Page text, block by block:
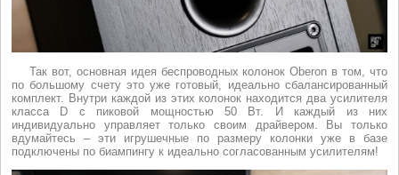
Так вот, основная идея беспроводных колонок Oberon в том, что
по большому счету это уже готовый, идеально сбалансированный
комплект. Внутри каждой из этих колонок находится два усилителя
класса D с пиковой мощностью 50 Вт. И каждый из них
индивидуально управляет только своим драйвером. Вы только
вдумайтесь – эти игрушечные по размеру колонки уже в базе
подключены по биампингу к идеально согласованным усилителям!